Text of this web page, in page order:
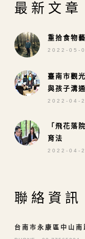
最新文章
重拾食物
2022-05-
臺南市觀
與孩子溝
2022-04-
「飛花落
育法
2022-04-
聯絡資訊
台南市永康區中山